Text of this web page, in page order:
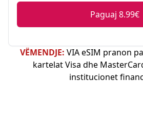
Paguaj 8.99€
VËMENDJE: VIA eSIM pranon
kartelat Visa dhe
institucionet